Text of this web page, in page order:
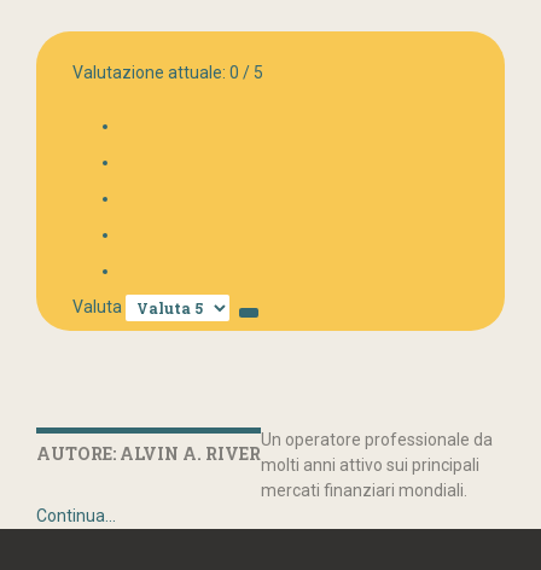
Valutazione attuale: 0 / 5
Valuta
AUTORE: ALVIN A. RIVER
Un operatore professionale da
molti anni attivo sui principali
mercati finanziari mondiali.
Continua...